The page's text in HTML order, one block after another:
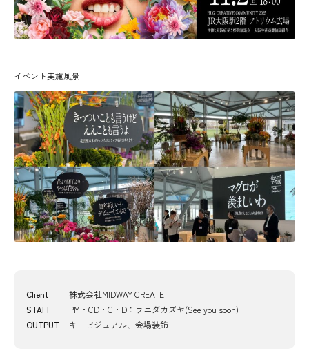
イベント実施風景
Client
株式会社MIDWAY CREATE
STAFF
PM・CD・C・D：ウエダカズヤ(See you soon)
OUTPUT
キービジュアル、会場装飾